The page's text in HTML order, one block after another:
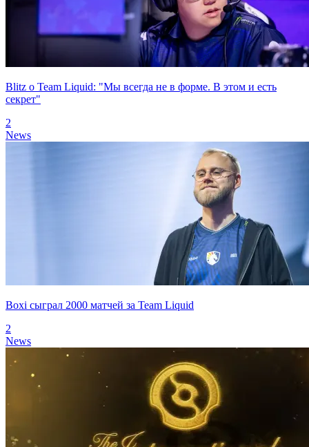
Blitz о Team Liquid: "Мы всегда не в форме. В этом и есть
секрет"
2
News
Boxi сыграл 2000 матчей за Team Liquid
2
News